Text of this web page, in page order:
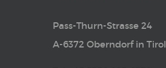
Pass-Thurn-Strasse 24
A-6372 Oberndorf in Tirol